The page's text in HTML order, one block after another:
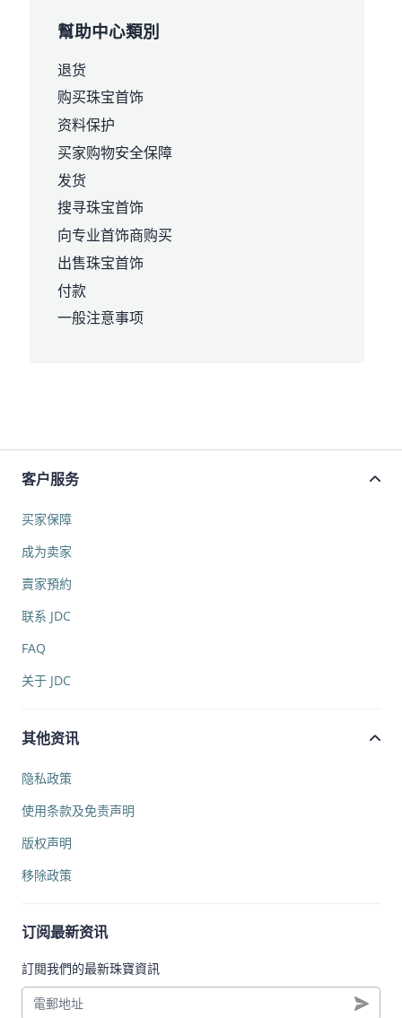
幫助中心類別
退货
购买珠宝首饰
资料保护
买家购物安全保障
发货
搜寻珠宝首饰
向专业首饰商购买
出售珠宝首饰
付款
一般注意事项
客户服务
买家保障
成为卖家
賣家預約
联系 JDC
FAQ
关于 JDC
其他资讯
隐私政策
使用条款及免责声明
版权声明
移除政策
订阅最新资讯
訂閱我們的最新珠寶資訊